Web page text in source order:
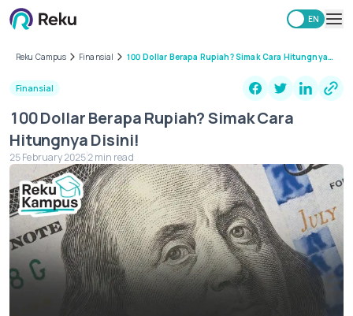
EN
Learning Hub
Security
Fees
Other
Download Reku Apps
Reku Campus Finansial
100 Dollar Berapa Rupiah? Simak Cara Hitungnya
Finansial
100 Dollar Berapa Rupiah? Simak Cara
Hitungnya Disini!
25 February 20252 min read